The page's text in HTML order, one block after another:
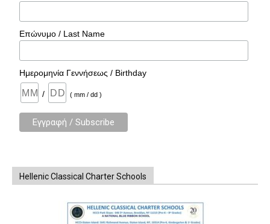
Επώνυμο / Last Name
Ημερομηνία Γεννήσεως / Birthday
/ ( mm / dd )
Hellenic Classical Charter Schools